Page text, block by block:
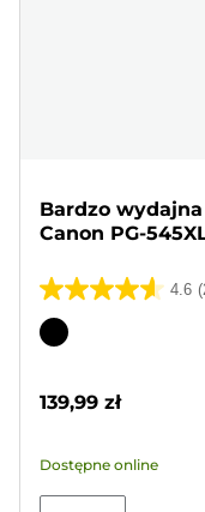
Bardzo
Canon PG-
4.6
4.6
na
2187
Wkład
139,99 zł
Dostępne online